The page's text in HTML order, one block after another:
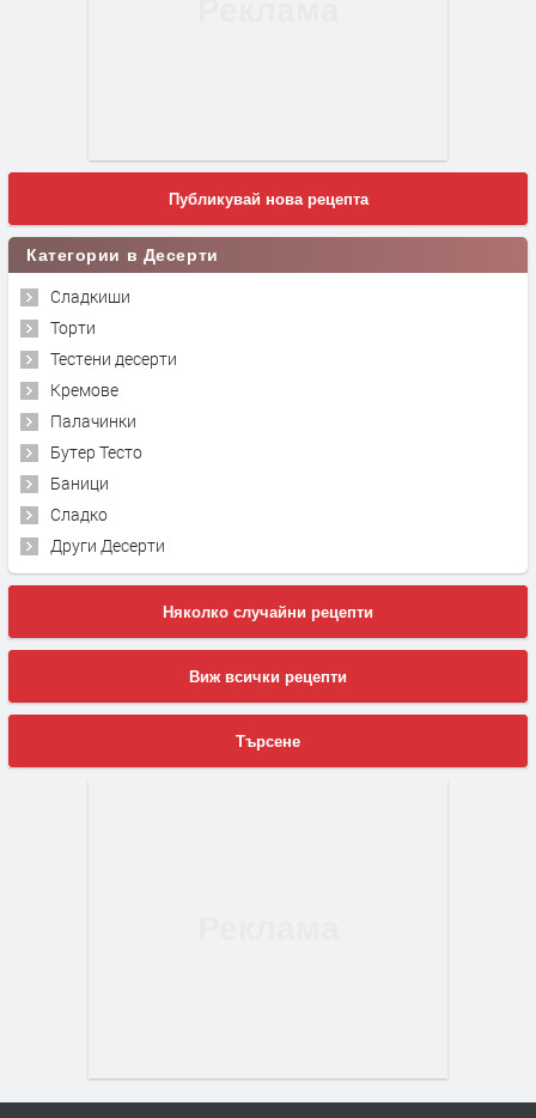
Публикувай нова рецепта
Категории в Десерти
Сладкиши
Торти
Тестени десерти
Кремове
Палачинки
Бутер Тесто
Баници
Сладко
Други Десерти
Няколко случайни рецепти
Виж всички рецепти
Търсене